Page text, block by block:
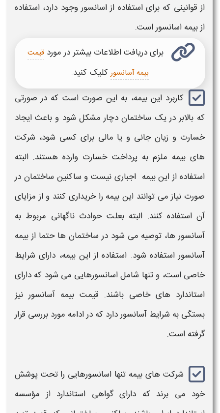
از قوانینی که برای استفاده ازاسانسوروجود دارد، استفاده
ازبیمه اسانسوراست.
برای دریافت اطلاعات بیشتر در مورد قیمت
بیمه آسانسورکلیک کنید.
کاربرد این بیمه، به این صورت است که در صورتی
‌که بالابر در یک ساختمان دچار مشکل شود و باعث ایجاد
خسارت و زیان جانی و یا مالی برای کسی شود، شرکت
‌های بیمه ملزم به پرداخت خسارت وارده هستند. البته
استفاده از این بیمه اجباری نیست و ساکنین ساختمان در
صورت نیاز می توانند این بیمه را خریداری کنند و از مزایای
آن استفاده کنند. البته بعلت حوادث ناگهانی مربوط به
آسانسور ها، توصیه می ‌شود در ساختمان ‌ها حتما ازبیمه
آسانسوراستفاده شود. استفاده از این بیمه، دارای شرایط
خاصی است، و تنها شاملاسانسورهایی می شود که دارای
استاندارد های خاصی باشند. قیمت بیمه آسانسورنیز
بستگی به شرایط آسانسوردارد که در ادامه مورد بررسی قرار
گرفته است.
شرکت‌ های بیمه تنها اسانسورهایی را تحت پوشش
خود می برند که دارای گواهی استاندارد از مؤسسه